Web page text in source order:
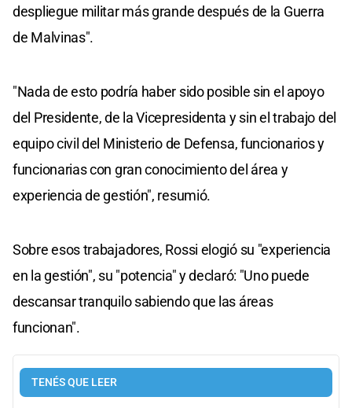
despliegue militar más grande después de la Guerra
de Malvinas".
"Nada de esto podría haber sido posible sin el apoyo
del Presidente, de la Vicepresidenta y sin el trabajo del
equipo civil del Ministerio de Defensa, funcionarios y
funcionarias con gran conocimiento del área y
experiencia de gestión", resumió.
Sobre esos trabajadores, Rossi elogió su "experiencia
en la gestión", su "potencia" y declaró: "Uno puede
descansar tranquilo sabiendo que las áreas
funcionan".
TENÉS QUE LEER